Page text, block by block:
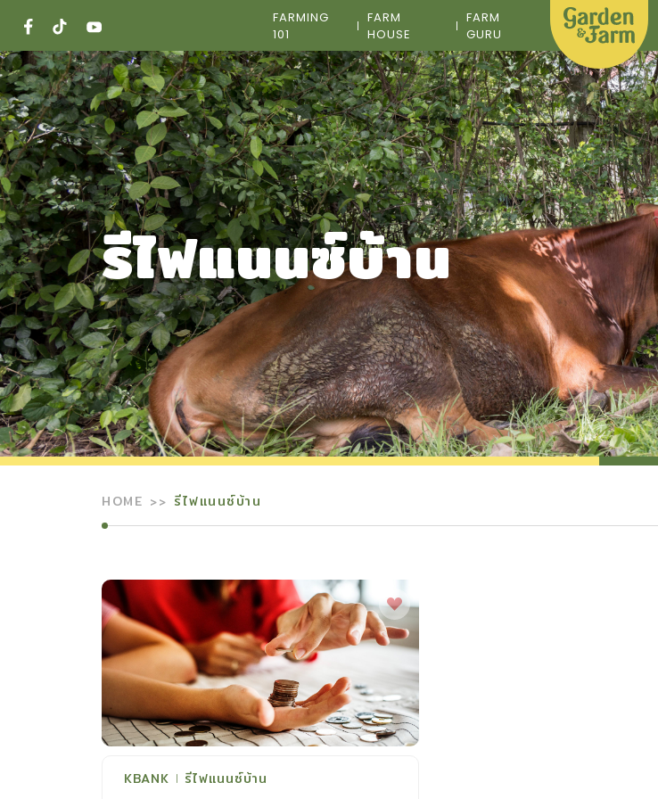
content
FARMING
101
FARM
HOUSE
FARM
GURU
รีไฟแนนซ์บ้าน
HOME รีไฟแนนซ์บ้าน
KBANK รีไฟแนนซ์บ้าน